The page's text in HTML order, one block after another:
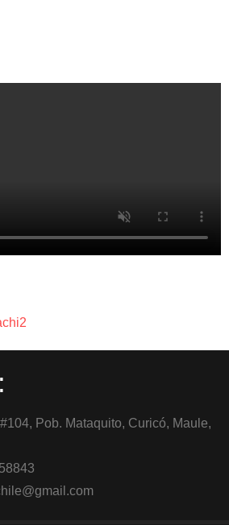
Pob. Mataquito, Curicó, Maule,